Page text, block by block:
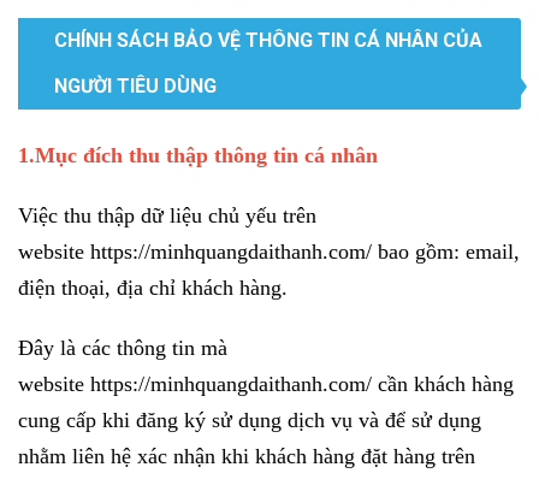
CHÍNH SÁCH BẢO VỆ THÔNG TIN CÁ NHÂN CỦA
NGƯỜI TIÊU DÙNG
1.Mục đích thu thập thông tin cá nhân
Việc thu thập dữ liệu chủ yếu trên
website https://minhquangdaithanh.com/ bao gồm: email,
điện thoại, địa chỉ khách hàng.
Đây là các thông tin mà
website https://minhquangdaithanh.com/ cần khách hàng
cung cấp khi đăng ký sử dụng dịch vụ và để sử dụng
nhằm liên hệ xác nhận khi khách hàng đặt hàng trên